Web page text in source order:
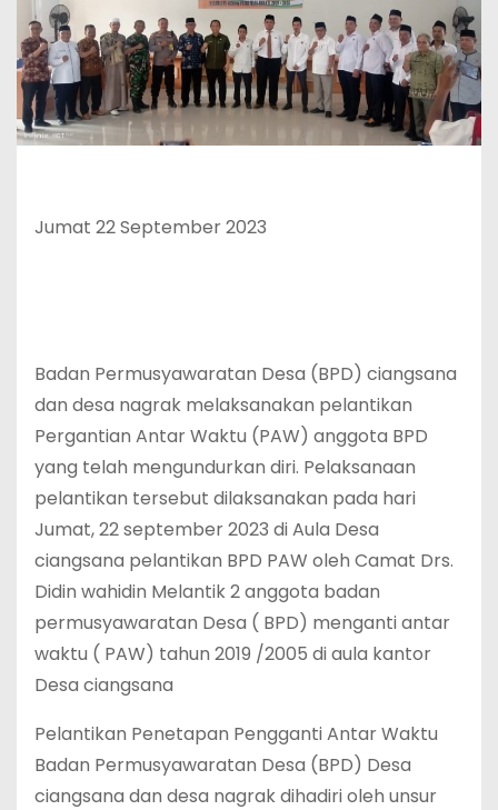
Jumat 22 September 2023
Badan Permusyawaratan Desa (BPD) ciangsana
dan desa nagrak melaksanakan pelantikan
Pergantian Antar Waktu (PAW) anggota BPD
yang telah mengundurkan diri. Pelaksanaan
pelantikan tersebut dilaksanakan pada hari
Jumat, 22 september 2023 di Aula Desa
ciangsana pelantikan BPD PAW oleh Camat Drs.
Didin wahidin Melantik 2 anggota badan
permusyawaratan Desa ( BPD) menganti antar
waktu ( PAW) tahun 2019 /2005 di aula kantor
Desa ciangsana
Pelantikan Penetapan Pengganti Antar Waktu
Badan Permusyawaratan Desa (BPD) Desa
ciangsana dan desa nagrak dihadiri oleh unsur